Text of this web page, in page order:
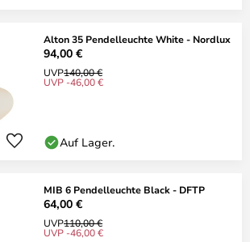
Alton 35 Pendelleuchte White - Nordlux
94,00 €
UVP140,00 €
UVP -46,00 €
Auf Lager.
MIB 6 Pendelleuchte Black - DFTP
64,00 €
UVP110,00 €
UVP -46,00 €